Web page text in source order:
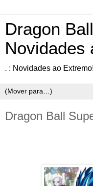
Dragon
Novidades
. : Novidades ao Extremo!
Dragon Ball